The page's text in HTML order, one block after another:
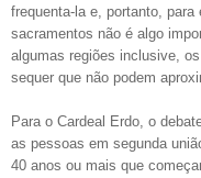
frequenta-la e, portanto,
sacramentos não é algo
algumas regiões inclusive,
sequer que não podem
Para o Cardeal Erdo, o
as pessoas em segunda
40 anos ou mais que